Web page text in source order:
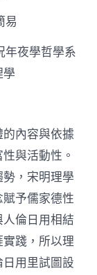
中
易
年夜學哲學系
學
內容與依據
與活動性。
，宋明理學
予儒家德性
倫日用相結
踐，所以理
用里試圖設